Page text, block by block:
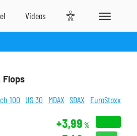
Flops
100 US 30 MDAX SDAX EuroStoxx
+3,99 %